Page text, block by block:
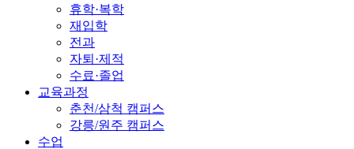
휴학·복학
재입학
전과
자퇴·제적
수료·졸업
교육과정
춘천/삼척 캠퍼스
강릉/원주 캠퍼스
수업